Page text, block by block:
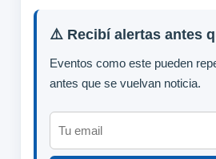
⚠️ Recibí alertas antes
Eventos como este pueden
antes que se vuelvan noticia.